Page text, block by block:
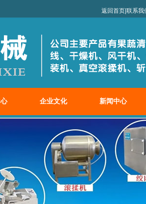
有限公司！ 返回首页 联系我
企业文化 新闻中心